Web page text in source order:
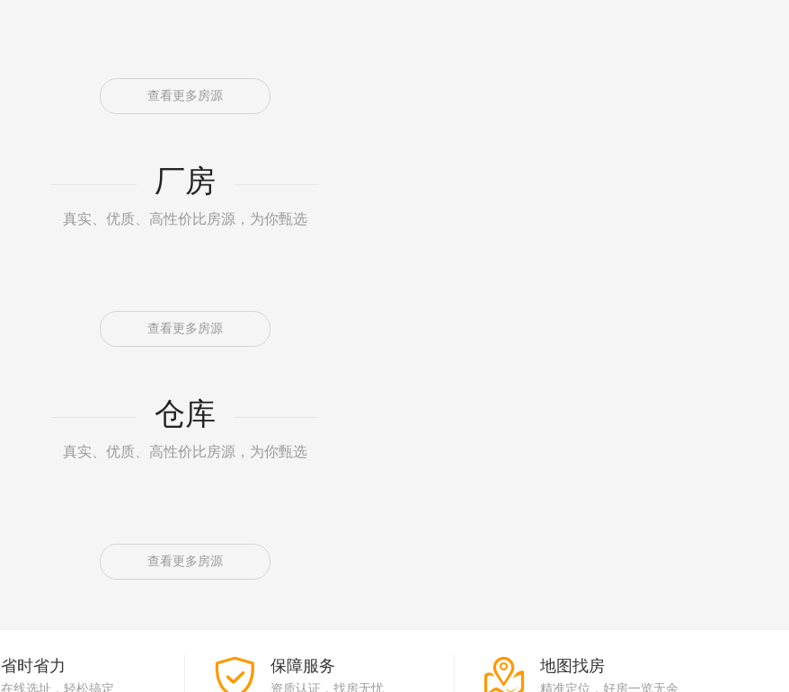
查看更多房源
厂房
真实、优质、高性价比房源，为你甄选
查看更多房源
仓库
真实、优质、高性价比房源，为你甄选
查看更多房源
省时省力
在线选址，轻松搞定
保障服务
资质认证，找房无忧
地图找房
精准定位，好房一览无余